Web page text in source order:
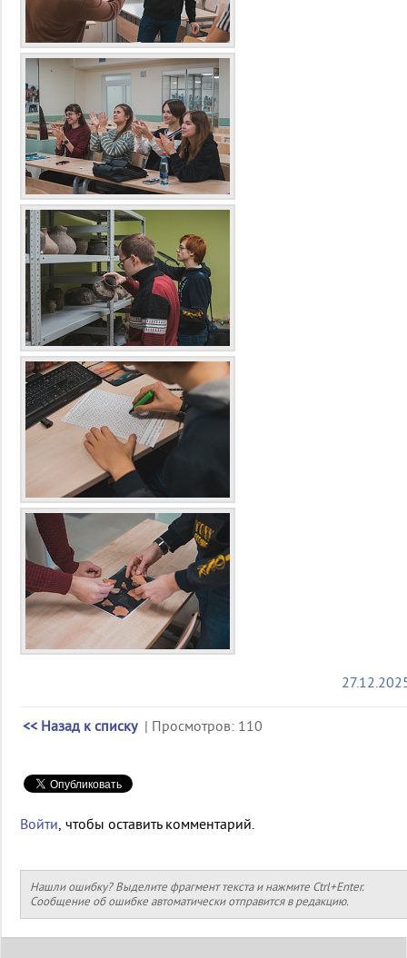
<< Назад к списку | Просмотров: 110
Войти, чтобы оставить комментарий.
Нашли ошибку? Выделите фрагмент текста и нажмите Ctrl+Enter.
Сообщение об ошибке автоматически отправится в редакцию.